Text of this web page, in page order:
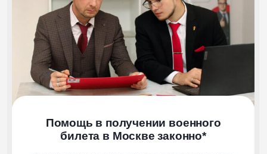
Помощь в получении военного
билета в Москве законно*